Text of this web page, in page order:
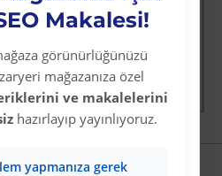
Makalesi!
görünürlüğünüzü
mağazanıza özel
ve makalelerini
hazırlayıp yayınlıyoruz.
yapmanıza gerek
Üyelere Özel Fiyat